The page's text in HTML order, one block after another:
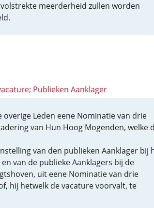
meerderheid zullen worden
Publieken Aanklager
overige Leden eene Nominatie van drie
van Hun Hoog Mogenden, welke
van den publieken Aanklager bij
van de publieke Aanklagers bij de
uit eene Nominatie van drie
hij hetwelk de vacature voorvalt, te